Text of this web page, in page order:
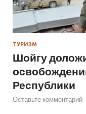
ТУРИЗМ
Шойгу
Республики
Оставьте комментарий